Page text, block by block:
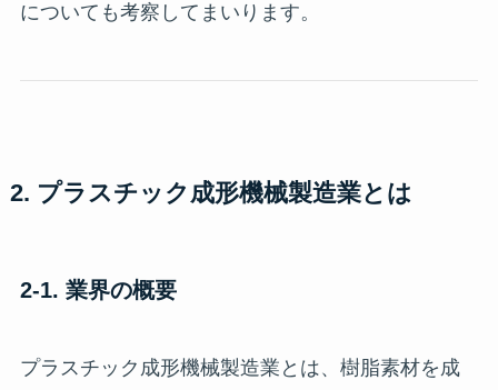
についても考察してまいります。
2. プラスチック成形機械製造業とは
2-1. 業界の概要
プラスチック成形機械製造業とは、樹脂素材を成